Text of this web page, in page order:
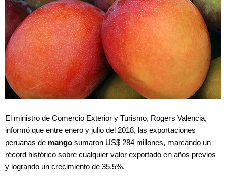
El ministro de Comercio Exterior y Turismo, Rogers Valencia,
informó que entre enero y julio del 2018, las exportaciones
peruanas de mango sumaron US$ 284 millones, marcando un
récord histórico sobre cualquier valor exportado en años previos
y logrando un crecimiento de 35.5%.